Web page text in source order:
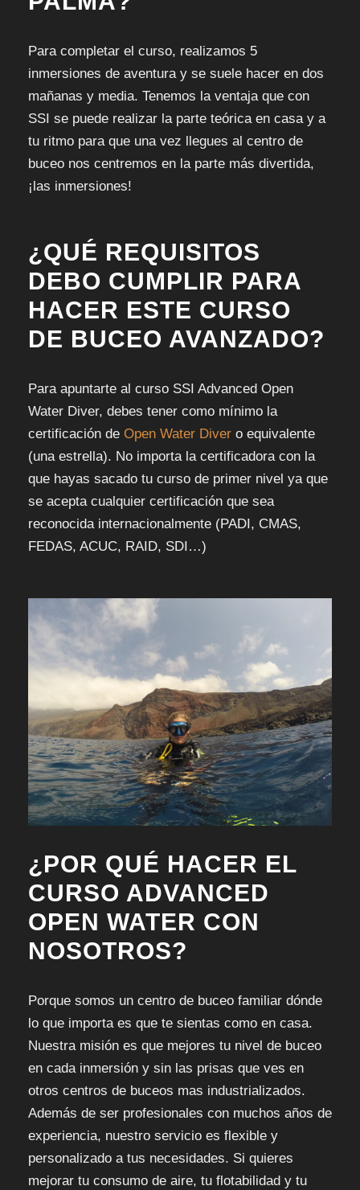
Para completar el curso, realizamos 5
inmersiones de aventura y se suele hacer en dos
mañanas y media. Tenemos la ventaja que con
SSI se puede realizar la parte teórica en casa y a
tu ritmo para que una vez llegues al centro de
buceo nos centremos en la parte más divertida,
¡las inmersiones!
¿QUÉ REQUISITOS
DEBO CUMPLIR PARA
HACER ESTE CURSO
DE BUCEO AVANZADO?
Para apuntarte al curso SSI Advanced Open
Water Diver, debes tener como mínimo la
certificación de Open Water Diver o equivalente
(una estrella). No importa la certificadora con la
que hayas sacado tu curso de primer nivel ya que
se acepta cualquier certificación que sea
reconocida internacionalmente (PADI, CMAS,
FEDAS, ACUC, RAID, SDI…)
¿POR QUÉ HACER EL
CURSO ADVANCED
OPEN WATER CON
NOSOTROS?
Porque somos un centro de buceo familiar dónde
lo que importa es que te sientas como en casa.
Nuestra misión es que mejores tu nivel de buceo
en cada inmersión y sin las prisas que ves en
otros centros de buceos mas industrializados.
Además de ser profesionales con muchos años de
experiencia, nuestro servicio es flexible y
personalizado a tus necesidades. Si quieres
mejorar tu consumo de aire, tu flotabilidad y tu